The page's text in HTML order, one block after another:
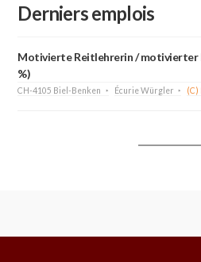
Derniers emplois
Motivierte Reitlehrerin / motivierter
%)
CH-4105 Biel-Benken Écurie Würgler (C)